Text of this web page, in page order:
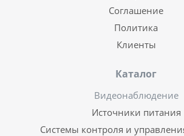
Соглашение
Политика
Клиенты
Каталог
Видеонаблюдение
Источники питания
Системы контроля и